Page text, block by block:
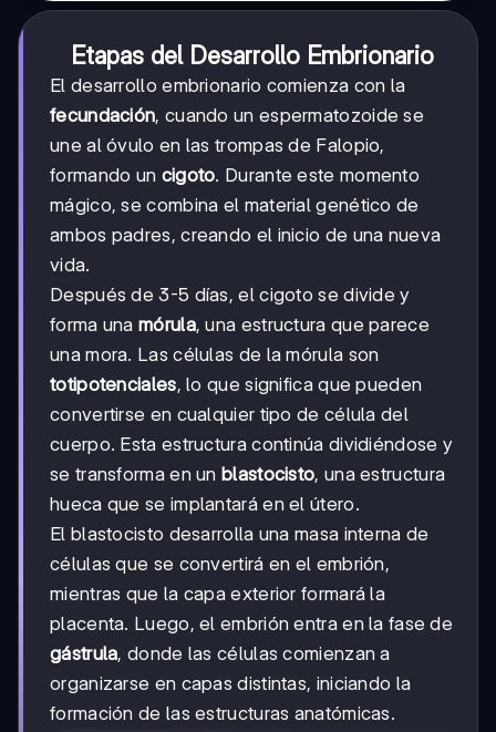
Etapas del Desarrollo Embrionario
El desarrollo embrionario comienza con la
fecundación, cuando un espermatozoide se
une al óvulo en las trompas de Falopio,
formando un cigoto. Durante este momento
mágico, se combina el material genético de
ambos padres, creando el inicio de una nueva
vida.
Después de 3-5 días, el cigoto se divide y
forma unamórula, una estructura que parece
una mora. Las células de la mórula son
totipotenciales, lo que significa que pueden
convertirse en cualquier tipo de célula del
cuerpo. Esta estructura continúa dividiéndose y
se transforma en un blastocisto, una estructura
hueca que se implantará en el útero.
El blastocisto desarrolla una masa interna de
células que se convertirá en el embrión,
mientras que la capa exterior formará la
placenta. Luego, el embrión entra en la fase de
gástrula, donde las células comienzan a
organizarse en capas distintas, iniciando la
formación de las estructuras anatómicas.